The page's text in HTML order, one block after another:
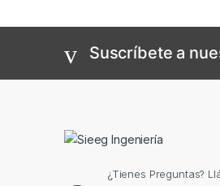
Suscríbete a
¿Tienes Preguntas?